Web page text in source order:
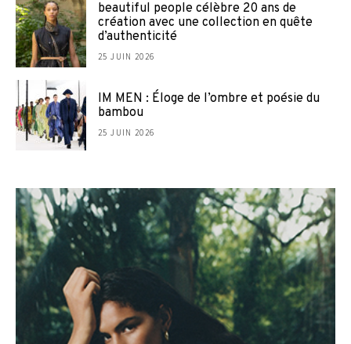
beautiful people célèbre 20 ans de
création avec une collection en quête
d’authenticité
25 JUIN 2026
IM MEN : Éloge de l’ombre et poésie du
bambou
25 JUIN 2026